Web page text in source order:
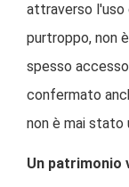
attraverso l'uso
purtroppo, non
spesso
confermato
non è mai stato
Un patrimonio